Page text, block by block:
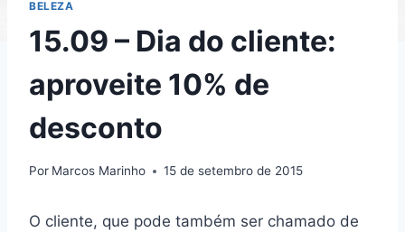
BELEZA
15.09 – Dia do cliente:
aproveite 10% de
desconto
Por Marcos Marinho 15 de setembro de 2015
O cliente, que pode também ser chamado de